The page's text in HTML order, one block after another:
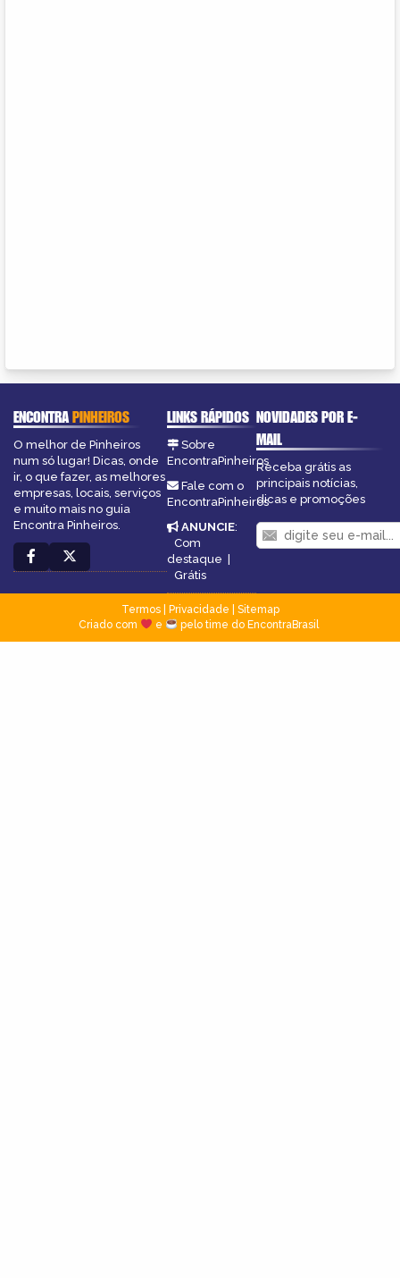
ENCONTRAPINHEIROS
O melhor de Pinheiros
num só lugar! Dicas, onde
ir, o que fazer, as melhores
empresas, locais, serviços
e muito mais no guia
Encontra Pinheiros.
LINKS RÁPIDOS
Sobre
EncontraPinheiros
Fale com o
EncontraPinheiros
ANUNCIE:
Com
destaque |
Grátis
NOVIDADES POR E-
MAIL
Receba grátis as
principais notícias,
dicas e promoções
Termos| Privacidade
Sitemap
Criado com
e pelo time do EncontraBrasil